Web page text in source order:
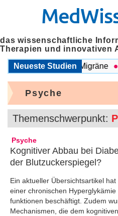
das wissenschaftliche
Therapien und innovativen
Neueste Studien
COPD und Migräne
Psyche
Themenschwerpunkt:
Psyche
Kognitiver Abbau bei
der Blutzuckerspiegel?
Ein aktueller Übersichtsartikel
einer chronischen
funktionen beschäftigt. Zudem
Mechanismen, die dem